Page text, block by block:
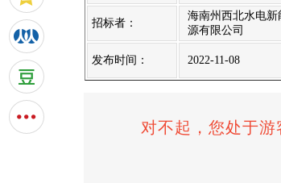
招标者：
海南州西北水电新
源有限公司
发布时间： 2022-11-08
对不起，您处于